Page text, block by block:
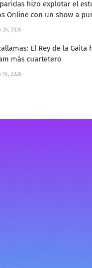
hizo explotar el
Online con un show a
28, 2026
El Rey de la
más cuartetero
16, 2026